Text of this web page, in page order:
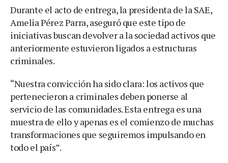
Durante el acto de entrega, la presidenta de la SAE,
Amelia Pérez Parra, aseguró que este tipo de
iniciativas buscan devolver a la sociedad activos que
anteriormente estuvieron ligados a estructuras
criminales.
“Nuestra convicción ha sido clara: los activos que
pertenecieron a criminales deben ponerse al
servicio de las comunidades. Esta entrega es una
muestra de ello y apenas es el comienzo de muchas
transformaciones que seguiremos impulsando en
todo el país”.